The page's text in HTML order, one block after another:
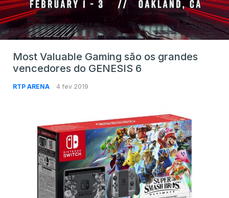
Most Valuable Gaming são os grandes
vencedores do GENESIS 6
RTP ARENA 4 fev 2019